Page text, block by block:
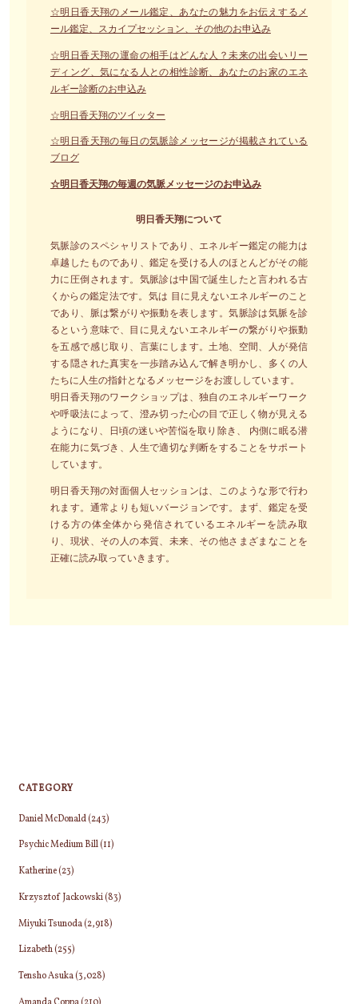
☆明日香天翔のメール鑑定、あなたの魅力をお伝えするメ
ール鑑定、スカイプセッション、その他のお申込み
☆明日香天翔の運命の相手はどんな人？未来の出会いリー
ディング、気になる人との相性診断、あなたのお家のエネ
ルギー診断のお申込み
☆明日香天翔のツイッター
☆明日香天翔の毎日の気脈診メッセージが掲載されている
ブログ
☆明日香天翔の毎週の気脈メッセージのお申込み
明日香天翔について
気脈診のスペシャリストであり、エネルギー鑑定の能力は
卓越したものであり、鑑定を受ける人のほとんどがその能
力に圧倒されます。気脈診は中国で誕生したと言われる古
くからの鑑定法です。気は 目に見えないエネルギーのこと
であり、脈は繋がりや振動を表します。気脈診は気脈を診
るという意味で、目に見えないエネルギーの繋がりや振動
を五感で感じ取り、言葉にします。土地、空間、人が発信
する隠された真実を一歩踏み込んで解き明かし、多くの人
たちに人生の指針となるメッセージをお渡ししています。
明日香天翔のワークショップは、独自のエネルギーワーク
や呼吸法によって、澄み切った心の目で正しく物が見える
ようになり、日頃の迷いや苦悩を取り除き、 内側に眠る潜
在能力に気づき、人生で適切な判断をすることをサポート
しています。
明日香天翔の対面個人セッションは、このような形で行わ
れます。通常よりも短いバージョンです。まず、鑑定を受
ける方の体全体から発信されているエネルギーを読み取
り、現状、その人の本質、未来、その他さまざまなことを
正確に読み取っていきます。
CATEGORY
Daniel McDonald(243)
Psychic Medium Bill(11)
Katherine(23)
Krzysztof Jackowski(83)
Miyuki Tsunoda(2,918)
Lizabeth(255)
Tensho Asuka(3,028)